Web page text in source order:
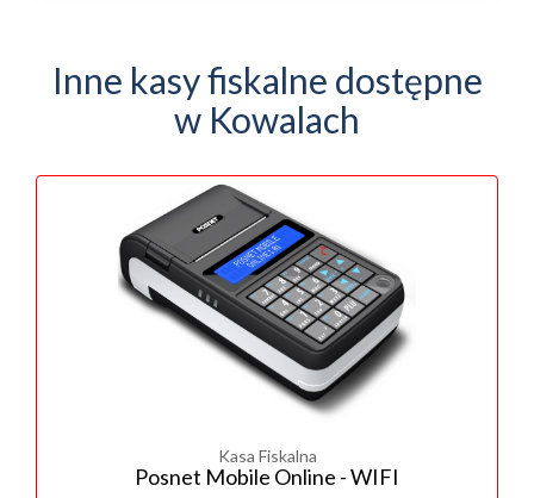
Inne kasy fiskalne dostępne
w Kowalach
Kasa Fiskalna
Posnet Mobile Online - WIFI